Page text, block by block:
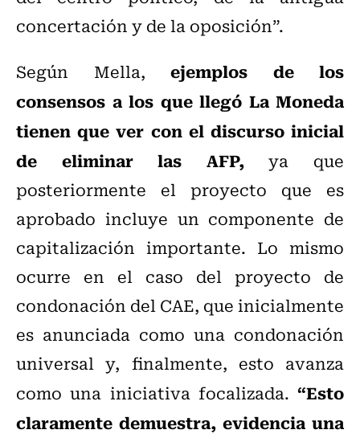
concertación y de la oposición”.
Según Mella, ejemplos de los
consensos a los que llegó La Moneda
tienen que ver con el discurso inicial
de eliminar las AFP,ya que
posteriormente el proyecto que es
aprobado incluye un componente de
capitalización importante. Lo mismo
ocurre en el caso del proyecto de
condonación del CAE, que inicialmente
es anunciada como una condonación
universal y, finalmente, esto avanza
como una iniciativa focalizada. “Esto
claramente demuestra, evidencia una